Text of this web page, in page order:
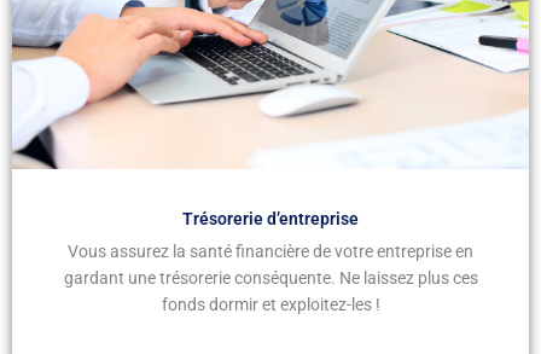
Trésorerie d’entreprise
Vous assurez la santé financière de votre entreprise en
gardant une trésorerie conséquente. Ne laissez plus ces
fonds dormir et exploitez-les !